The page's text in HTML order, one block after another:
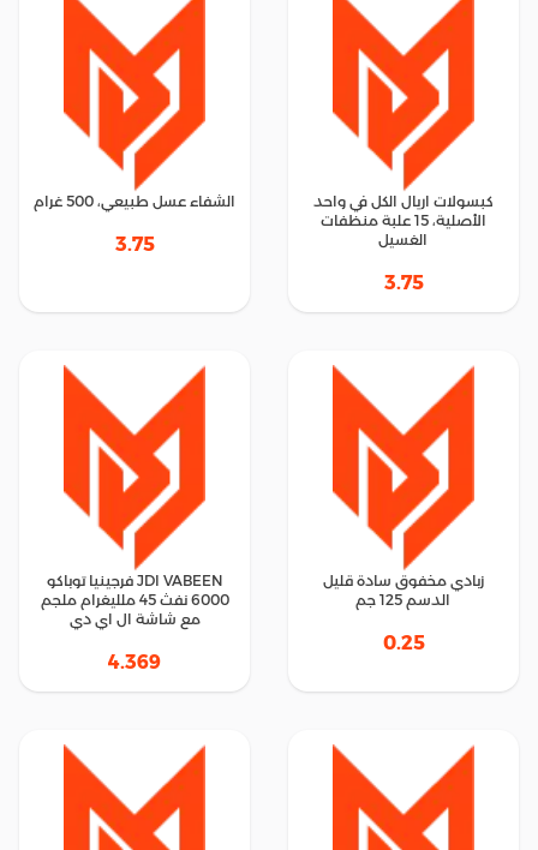
كبسولات اريال الكل في واحد
الأصلية، 15 علبة منظفات
الغسيل
3.75
الشفاء عسل طبيعي، 500 غرام
3.75
زبادي مخفوق سادة قليل
الدسم 125 جم
0.25
JDI VABEEN فرجينيا توباكو
6000 نفث 45 ملليغرام ملجم
مع شاشة ال اي دي
4.369